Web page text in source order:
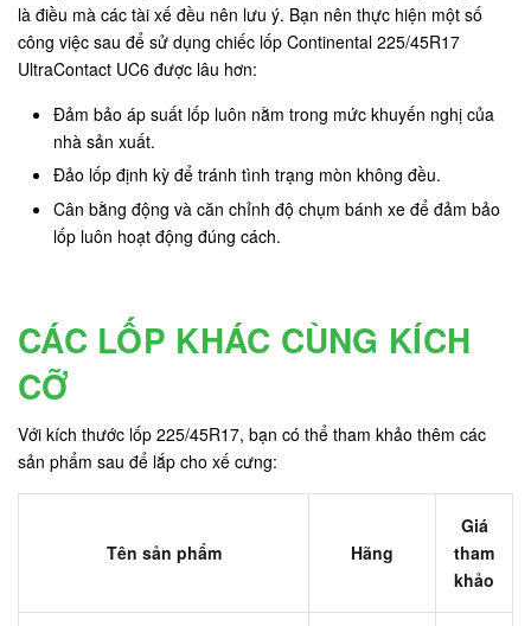
là điều mà các tài xế đều nên lưu ý. Bạn nên thực hiện một số
công việc sau để sử dụng chiếc lốp Continental 225/45R17
UltraContact UC6 được lâu hơn:
Đảm bảo áp suất lốp luôn nằm trong mức khuyến nghị của
nhà sản xuất.
Đảo lốp định kỳ để tránh tình trạng mòn không đều.
Cân bằng động và căn chỉnh độ chụm bánh xe để đảm bảo
lốp luôn hoạt động đúng cách.
CÁC LỐP KHÁC CÙNG KÍCH
CỠ
Với kích thước lốp 225/45R17, bạn có thể tham khảo thêm các
sản phẩm sau để lắp cho xế cưng:
Tên sản phẩm Hãng
Giá
tham
khảo